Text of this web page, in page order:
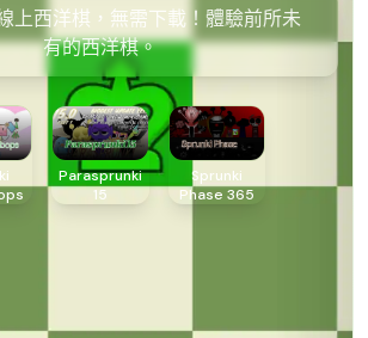
上西洋棋，無需下載！體驗前所未
有的西洋棋。
Parasprunki
15
Sprunki
Phase 365